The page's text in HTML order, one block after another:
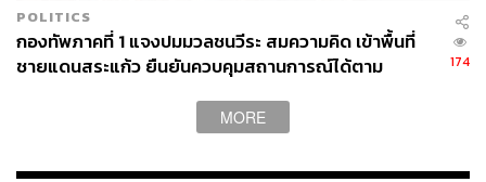
POLITICS
กองทัพภาคที่ 1 แจงปมมวลชนวีระ สมความคิด เข้าพื้นที่
ชายแดนสระแก้ว ยืนยันควบคุมสถานการณ์ได้ตาม
174
MORE